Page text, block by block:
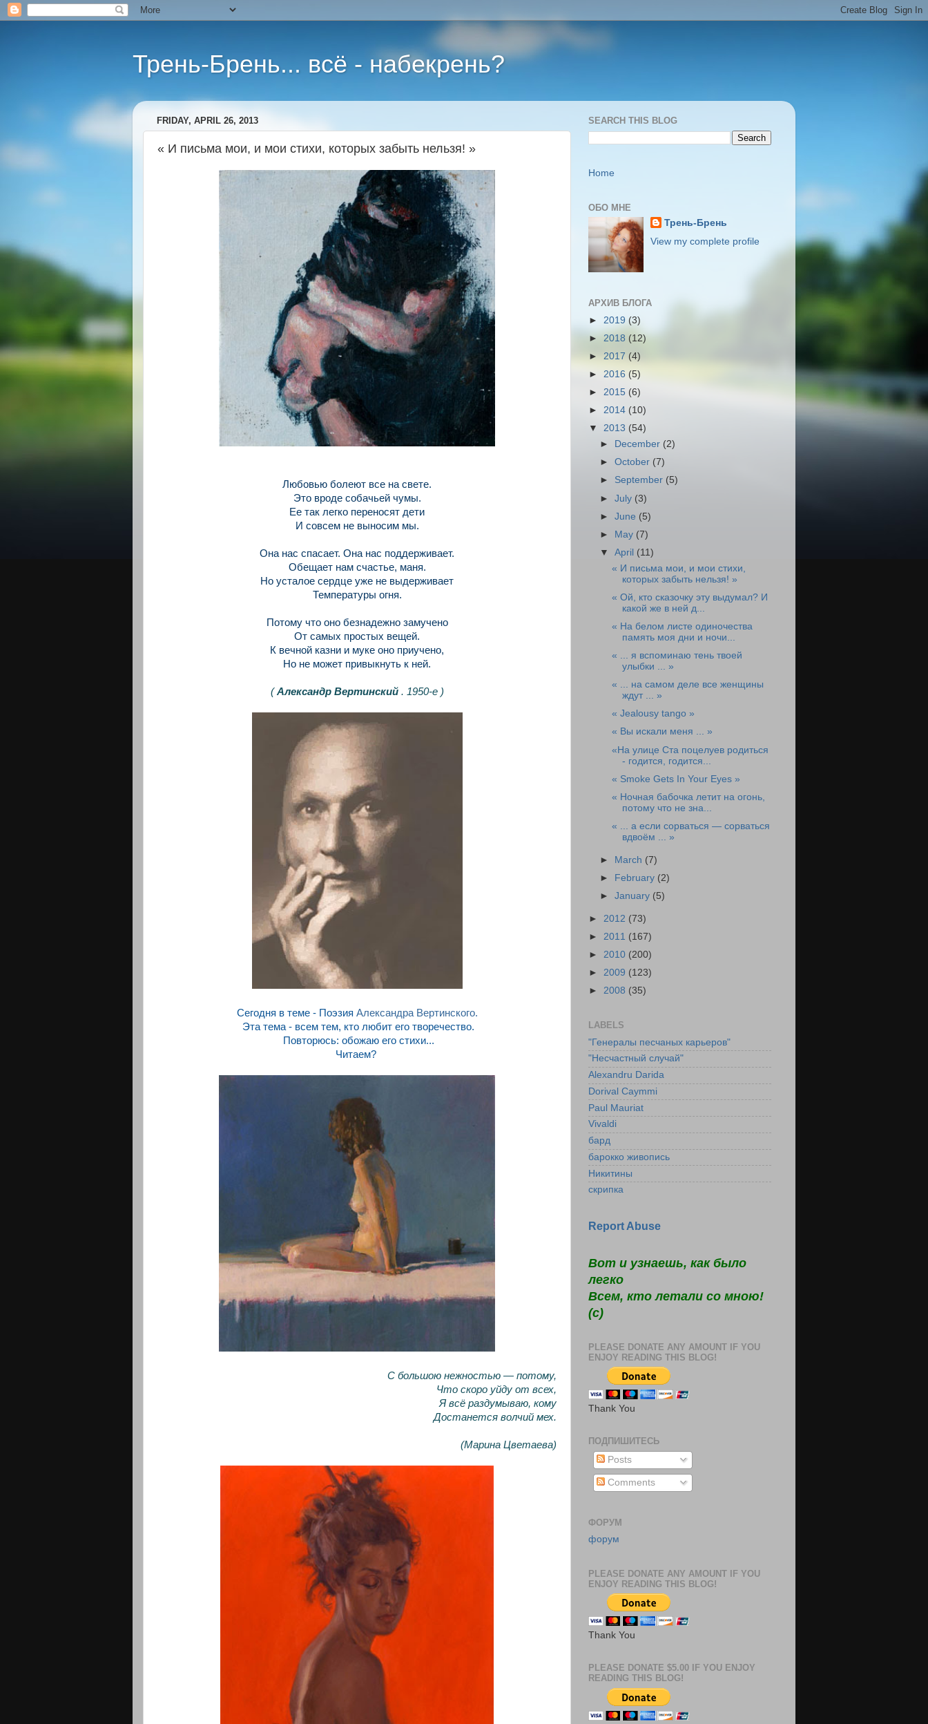
Трень-Брень... всё - набекрень?
FRIDAY, APRIL 26, 2013
« И письма мои, и мои стихи, которых забыть нельзя! »
Любовью болеют все на свете.
Это вроде собачьей чумы.
Ее так легко переносят дети
И совсем не выносим мы.
Она нас спасает. Она нас поддерживает.
Обещает нам счастье, маня.
Но усталое сердце уже не выдерживает
Температуры огня.
Потому что оно безнадежно замучено
От самых простых вещей.
К вечной казни и муке оно приучено,
Но не может привыкнуть к ней.
( Александр Вертинский . 1950-е )
Сегодня в теме - Поэзия Александра Вертинского.
Эта тема - всем тем, кто любит его творечество.
Повторюсь: обожаю его стихи...
Читаем?
С большою нежностью — потому,
Что скоро уйду от всех,
Я всё раздумываю, кому
Достанется волчий мех.
(Марина Цветаева)
SEARCH THIS BLOG
Home
ОБО МНЕ
Трень-Брень
View my complete profile
АРХИВ БЛОГА
► 2019 (3)
► 2018 (12)
► 2017 (4)
► 2016 (5)
► 2015 (6)
► 2014 (10)
▼ 2013 (54)
►
December (2)
►October (7)
► September (5)
►July (3)
►June (5)
►
May (7)
▼April (11)
« И письма мои, и мои стихи,
которых забыть нельзя! »
« Ой, кто сказочку эту выдумал? И
какой же в ней д...
« На белом листе одиночества
память моя дни и ночи...
« ... я вспоминаю тень твоей
улыбки ... »
« ... на самом деле все женщины
ждут ... »
« Jealousy tango »
« Вы искали меня ... »
«На улице Ста поцелуев родиться
- годится, годится...
« Smoke Gets In Your Eyes »
« Ночная бабочка летит на огонь,
потому что не зна...
« ... а если сорваться — сорваться
вдвоём ... »
► March (7)
►
February (2)
►January (5)
► 2012 (73)
► 2011 (167)
► 2010 (200)
► 2009 (123)
► 2008 (35)
LABELS
"Генералы песчаных карьеров"
"Несчастный случай"
Alexandru Darida
Dorival Caymmi
Paul Mauriat
Vivaldi
бард
барокко живопись
Никитины
скрипка
Report Abuse
Вот и узнаешь, как было
легко
Всем, кто летали со мною!
(c)
PLEASE DONATE ANY AMOUNT IF YOU
ENJOY READING THIS BLOG!
Thank You
ПОДПИШИТЕСЬ
Posts
Comments
ФОРУМ
форум
PLEASE DONATE ANY AMOUNT IF YOU
ENJOY READING THIS BLOG!
Thank You
PLEASE DONATE $5.00 IF YOU ENJOY
READING THIS BLOG!